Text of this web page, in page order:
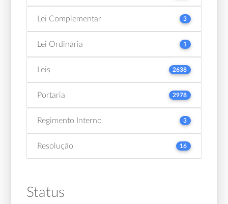
Lei Complementar 3
Lei Ordinária 1
Leis 2638
Portaria 2978
Regimento Interno 3
Resolução 16
Status